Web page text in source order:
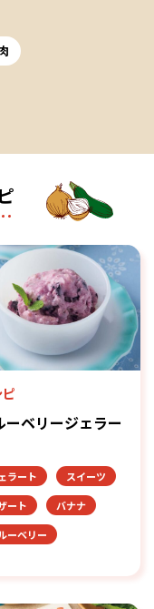
ーベリージェラー
ラート
スイーツ
ート
バナナ
ーベリー